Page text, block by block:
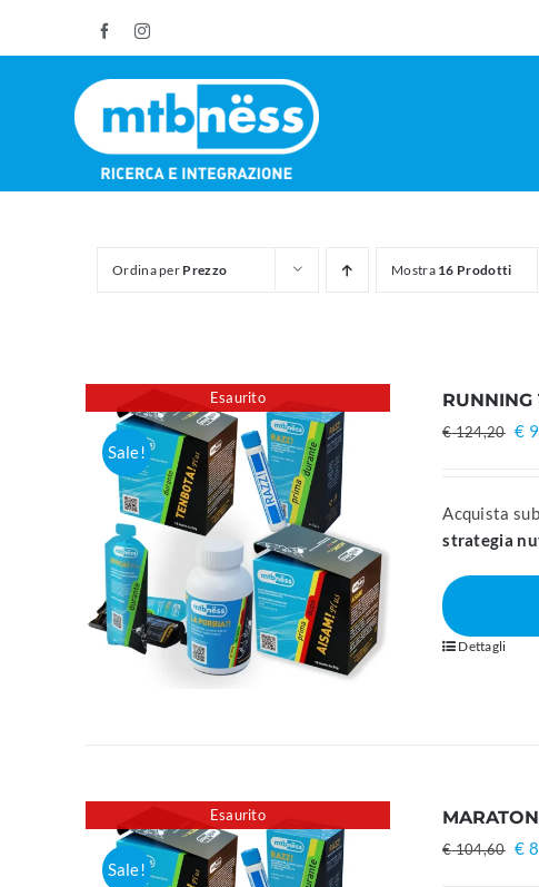
FacebookInstagram
Ordina per Prezzo Mostra 16 Prodotti
Esaurito
Sale!
€124,20 Il
€
€
Acquista
strategia
Dettagli
Esaurito
Sale!
€104,60 Il
€